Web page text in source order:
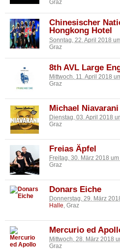
Graz
Chinesischer
Hongkong Hotel
Sonntag, 22. April 2018
Graz
8th AVL Large
Mittwoch, 11. April 2018
Graz
Michael Niavarani
Dienstag, 03. April 2018
Graz
Freias Äpfel
Freitag, 30. März 2018
Graz
Donars Eiche
Donnerstag, 29. März
Halle, Graz
Mercurio ed
Mittwoch, 28. März 2018
Graz